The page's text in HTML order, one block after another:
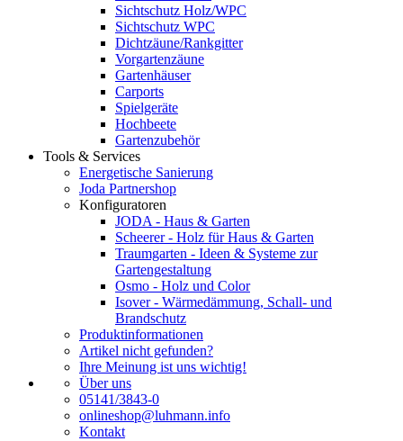
Sichtschutz Holz/WPC
Sichtschutz WPC
Dichtzäune/Rankgitter
Vorgartenzäune
Gartenhäuser
Carports
Spielgeräte
Hochbeete
Gartenzubehör
Tools & Services
Energetische Sanierung
Joda Partnershop
Konfiguratoren
JODA - Haus & Garten
Scheerer - Holz für Haus & Garten
Traumgarten - Ideen & Systeme zur
Gartengestaltung
Osmo - Holz und Color
Isover - Wärmedämmung, Schall- und
Brandschutz
Produktinformationen
Artikel nicht gefunden?
Ihre Meinung ist uns wichtig!
Über uns
05141/3843-0
onlineshop@luhmann.info
Kontakt